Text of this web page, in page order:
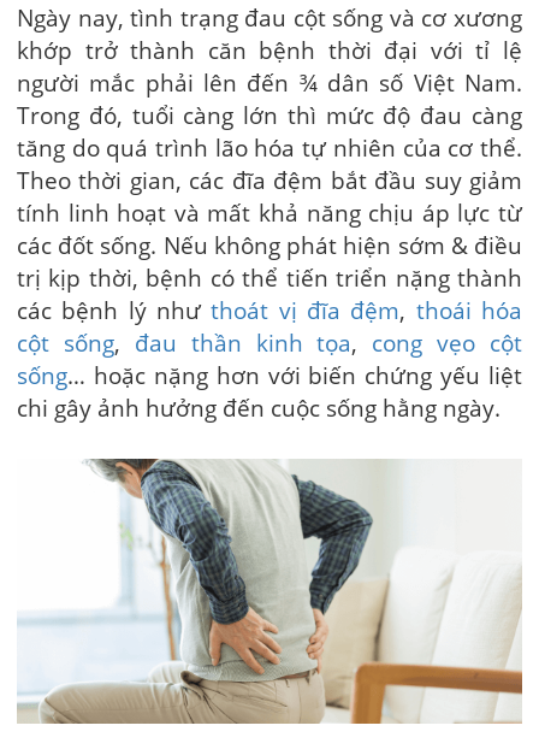
Ngày nay, tình trạng đau cột sống và cơ xương
khớp trở thành căn bệnh thời đại với tỉ lệ
người mắc phải lên đến ¾ dân số Việt Nam.
Trong đó, tuổi càng lớn thì mức độ đau càng
tăng do quá trình lão hóa tự nhiên của cơ thể.
Theo thời gian, các đĩa đệm bắt đầu suy giảm
tính linh hoạt và mất khả năng chịu áp lực từ
các đốt sống. Nếu không phát hiện sớm & điều
trị kịp thời, bệnh có thể tiến triển nặng thành
các bệnh lý nhưthoát vị đĩa đệm, thoái hóa
cột sống, đau thần kinh tọa, cong vẹo cột
sống… hoặc nặng hơn với biến chứng yếu liệt
chi gây ảnh hưởng đến cuộc sống hằng ngày.